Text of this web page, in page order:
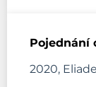
Pojednání
2020,